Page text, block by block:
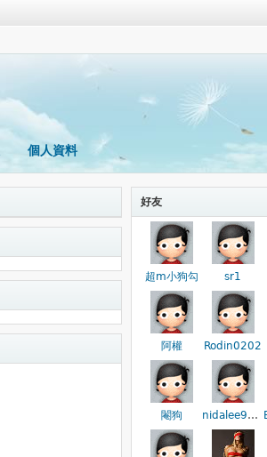
個人資料
好友
超m小狗勾 sr1
阿權 Rodin0202
閹狗 nidalee9211